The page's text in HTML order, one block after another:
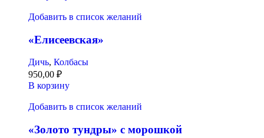
Добавить в список желаний
«Елисеевская»
Дичь, Колбасы
950,00 ₽
В корзину
Добавить в список желаний
«Золото тундры» с морошкой